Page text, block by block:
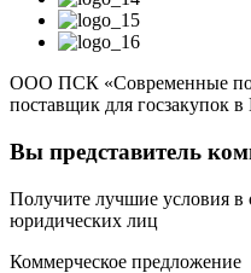
ООО ПСК «Современные
поставщик для госзакупок
Вы представитель
Получите лучшие условия
юридических лиц
Коммерческое предложение